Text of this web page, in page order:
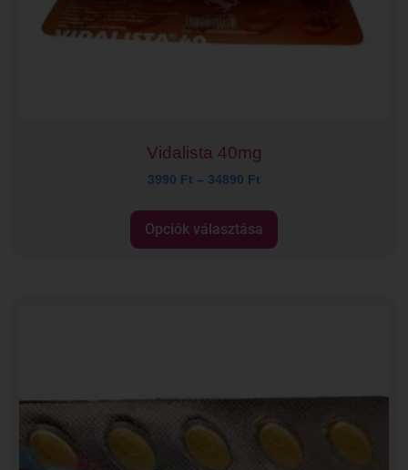
Vidalista 40mg
3990 Ft – 34890 Ft
Opciók választása